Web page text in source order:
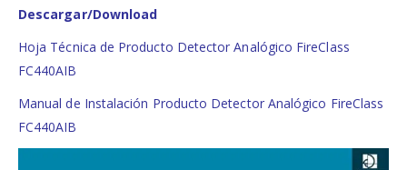
Descargar/Download
Hoja Técnica de Producto Detector Analógico FireClass
FC440AIB
Manual de Instalación Producto Detector Analógico FireClass
FC440AIB